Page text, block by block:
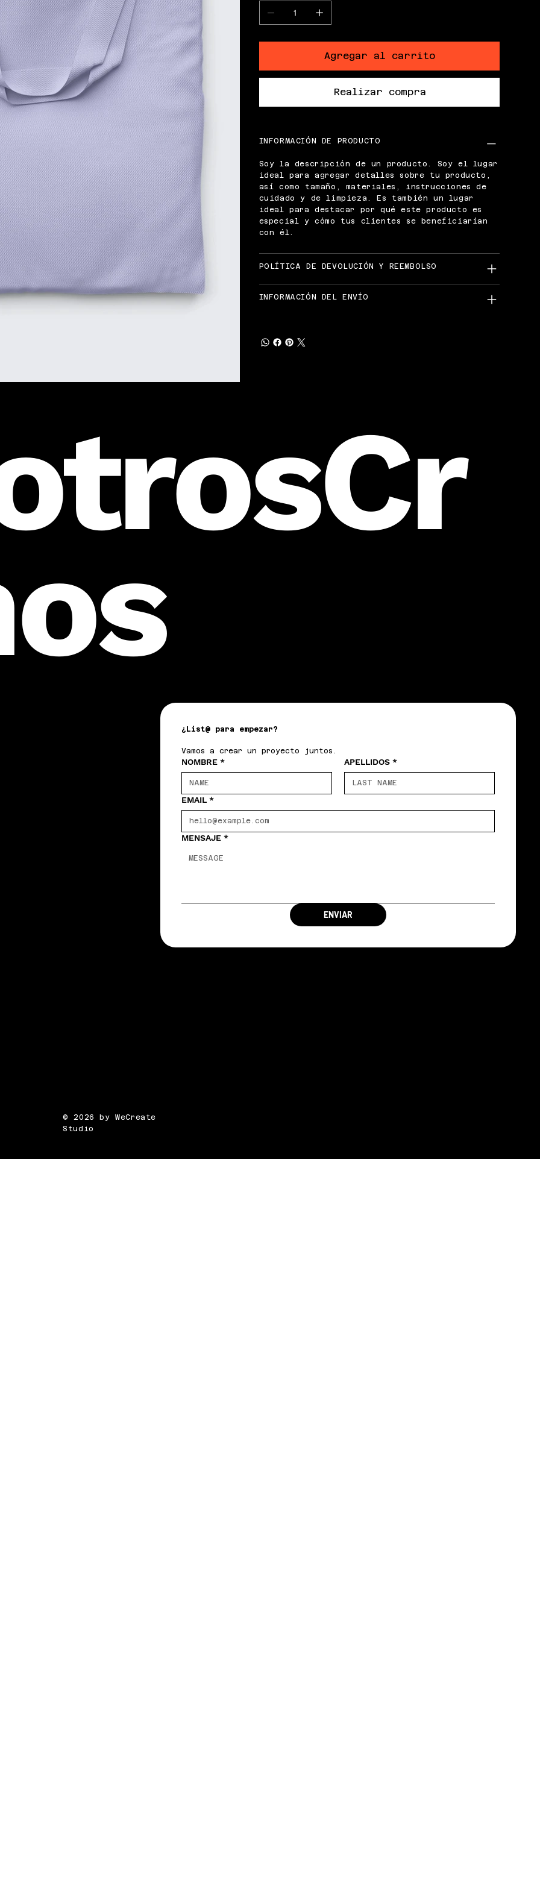
Agregar al carrito
Realizar compra
INFORMACIÓN DE PRODUCTO
Soy la descripción de un producto. Soy el lugar
ideal para agregar detalles sobre tu producto,
así como tamaño, materiales, instrucciones de
cuidado y de limpieza. Es también un lugar
ideal para destacar por qué este producto es
especial y cómo tus clientes se beneficiarían
con él.
POLÍTICA DE DEVOLUCIÓN Y REEMBOLSO
INFORMACIÓN DEL ENVÍO
¿List@ para empezar?
Vamos a crear un proyecto juntos.
NOMBRE * APELLIDOS *
EMAIL *
MENSAJE *
ENVIAR
© 2026 by WeCreate
Studio